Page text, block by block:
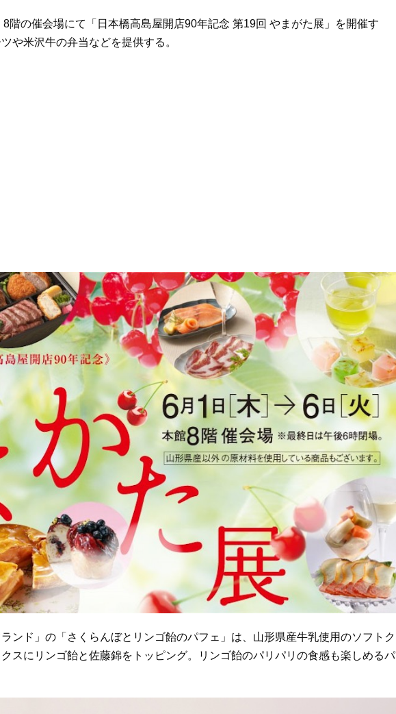
階の催会場にて「日本橋高島屋開店90年記念 第19回 やまがた展」を開催す
や米沢牛の弁当などを提供する。
ンド」の「さくらんぼとリンゴ飴のパフェ」は、山形県産牛乳使用のソフトク
スにリンゴ飴と佐藤錦をトッピング。リンゴ飴のパリパリの食感も楽しめるパ